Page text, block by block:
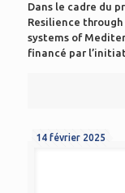
Dans le cadre du
Resilience
systems of
financé par
14 février 2025